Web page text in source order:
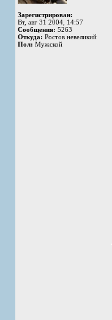
Зарегистрирован:
Вт, авг 31 2004, 14:57
Сообщения: 5263
Откуда: Ростов невеликий
Пол: Мужской